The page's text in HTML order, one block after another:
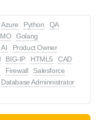
Azure Python
QA
Golang
AI
Product Owner
BIG-IP HTML5
CAD
Firewall
Salesforce
Database Adminnistrator